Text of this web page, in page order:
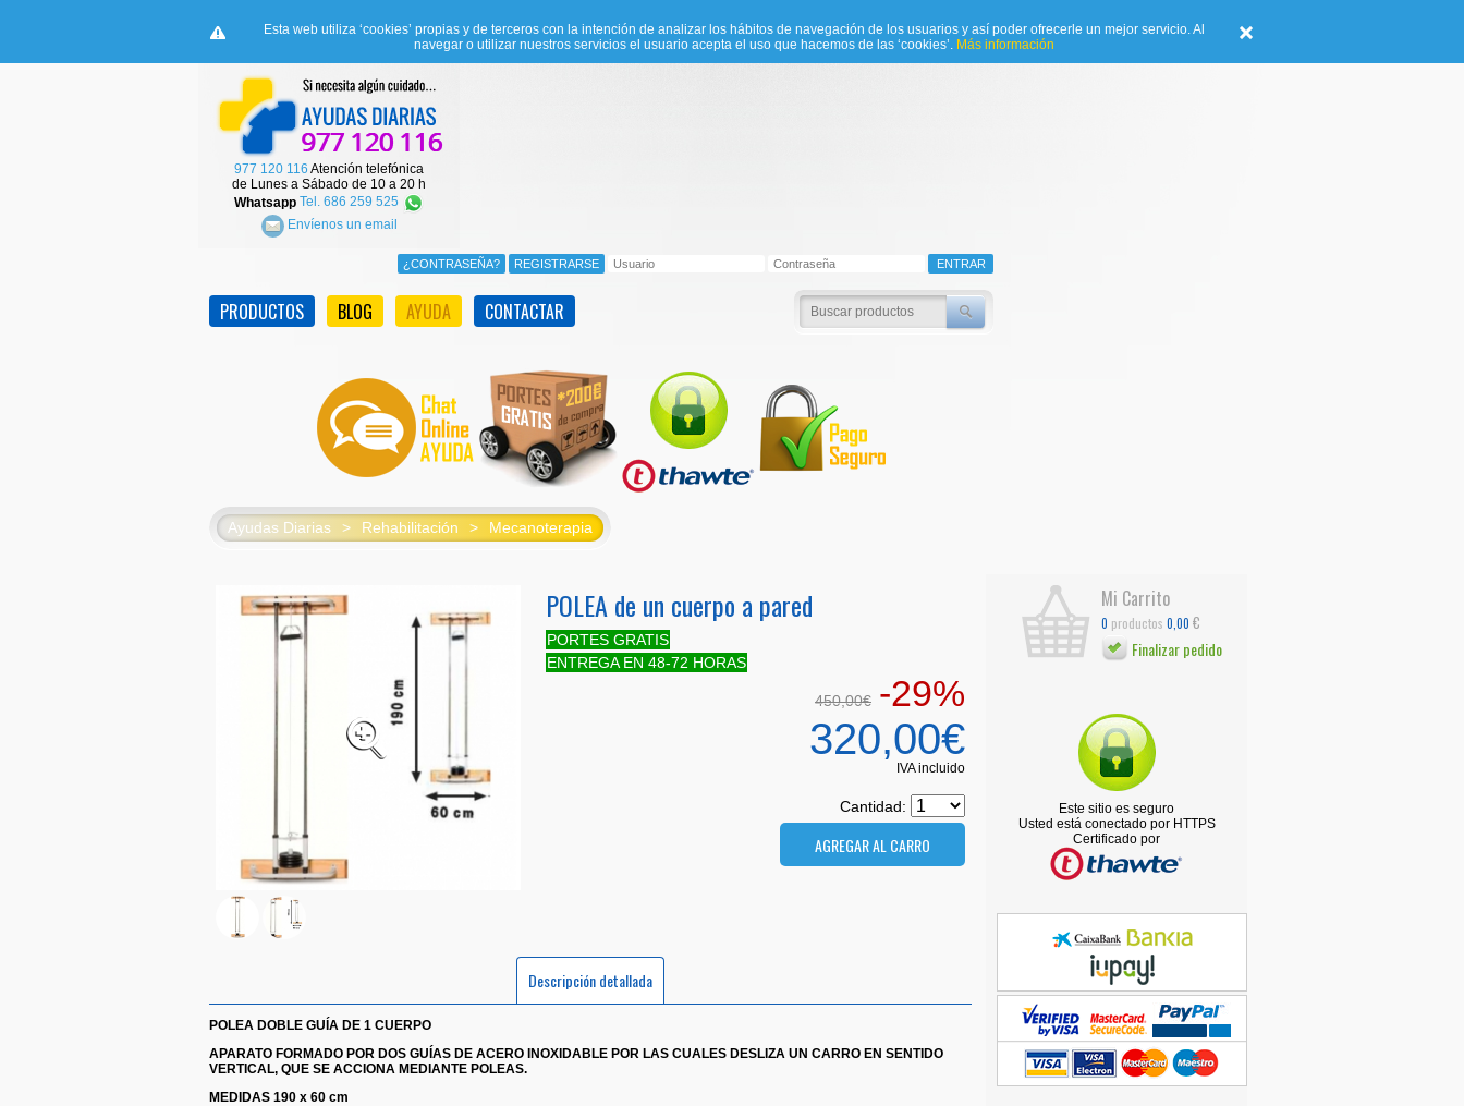
Esta web utiliza ‘cookies’ propias y de terceros con la intención de analizar los hábitos de navegación de los usuarios y así poder ofrecerle un mejor servicio. Al
navegar o utilizar nuestros servicios el usuario acepta el uso que hacemos de las ‘cookies’. Más información
977 120 116 Atención telefónica
de Lunes a Sábado de 10 a 20 h
Whatsapp Tel. 686 259 525
Envíenos un email
PRODUCTOS BLOG AYUDA CONTACTAR
Ayudas Diarias > Rehabilitación > Mecanoterapia
POLEA de un cuerpo a pared
PORTES GRATIS
ENTREGA EN 48-72 HORAS
450,00€ -29%
320,00€
IVA incluido
Cantidad:
Descripción detallada
POLEA DOBLE GUÍA DE 1 CUERPO
APARATO FORMADO POR DOS GUÍAS DE ACERO INOXIDABLE POR LAS CUALES DESLIZA UN CARRO EN SENTIDO
VERTICAL, QUE SE ACCIONA MEDIANTE POLEAS.
MEDIDAS 190 x 60 cm
Mi Carrito
0 productos 0,00 €
Finalizar pedido
Este sitio es seguro
Usted está conectado por HTTPS
Certificado por